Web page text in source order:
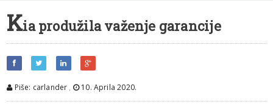
Kia produžila važenje garancije
Piše: carlander , 10. Aprila 2020.